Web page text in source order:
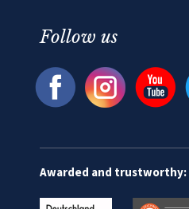
Follow us
Awarded and trustworthy: